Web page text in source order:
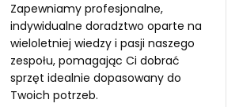
Zapewniamy profesjonalne,
indywidualne doradztwo oparte na
wieloletniej wiedzy i pasji naszego
zespołu, pomagając Ci dobrać
sprzęt idealnie dopasowany do
Twoich potrzeb.